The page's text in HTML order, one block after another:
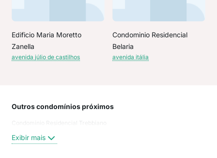
Edificio Maria Moretto
Zanella
avenida júlio de castilhos
Condominio Residencial
Belaria
avenida itália
Outros condomínios próximos
Condominio Residencial Trebbiano
Exibir mais